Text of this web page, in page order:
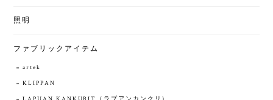
照明
ファブリックアイテム
artek
KLIPPAN